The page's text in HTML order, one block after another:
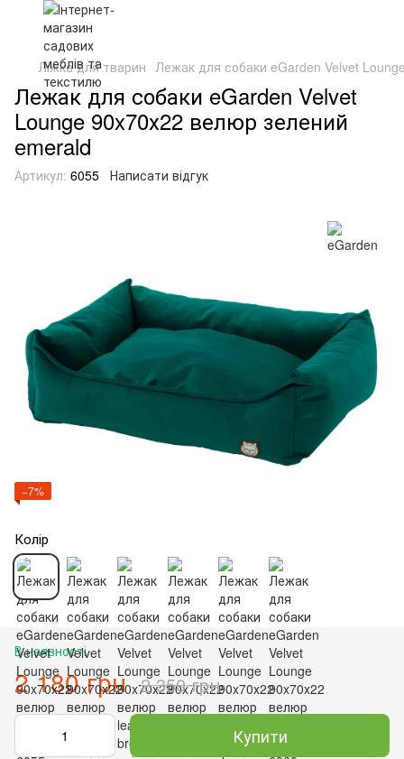
Ліжка для тварин Лежак для собаки eGarden Velvet
Лежак для собаки eGarden Velvet
Lounge 90x70х22 велюр зелений
emerald
Артикул: 6055 Написати відгук
−7%
Колір
В наявності
2 180 грн 2 350 грн
Купити